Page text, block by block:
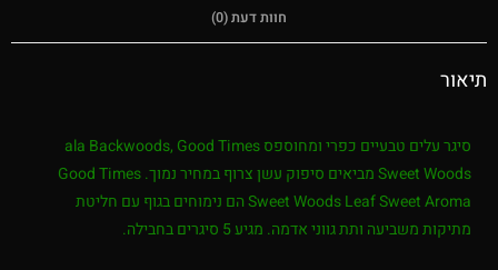
חוות דעת (0)
תיאור
סיגר עלים טבעיים כפרי ומחוספס ala Backwoods, Good Times
Sweet Woods מביאים סיפוק עשן צרוף במחיר נמוך. Good Times
Sweet Woods Leaf Sweet Aroma הם נימוחים בגוף עם חליטת
מתיקות משביעה ותת גווני אדמה. מגיע 5 סיגרים בחבילה.